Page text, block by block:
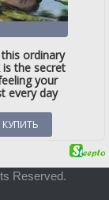
Reserved.